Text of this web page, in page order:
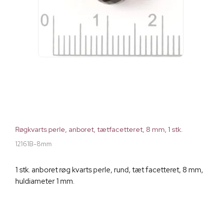
Røgkvarts perle, anboret, tætfacetteret, 8 mm, 1 stk.
12161B-8mm
1 stk. anboret røg kvarts perle, rund, tæt facetteret, 8 mm,
huldiameter 1 mm.